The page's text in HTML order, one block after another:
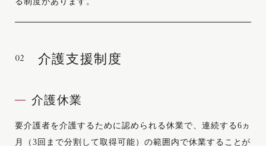
02 介護支援制度
介護休業
要介護者を介護するために認められる休業で、連続する6ヵ
月（3回まで分割して取得可能）の範囲内で休業することが